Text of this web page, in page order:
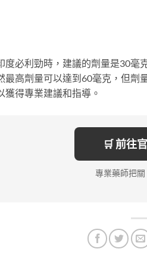
度必利勁時，建議的劑量是30毫
最高劑量可以達到60毫克，但
獲得專業建議和指導。
🛒 前往
專業藥師把